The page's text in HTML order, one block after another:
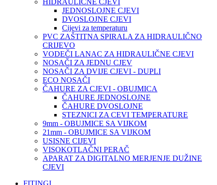
HIDRAULIČNE CJEVI
JEDNOSLOJNE CJEVI
DVOSLOJNE CJEVI
Cijevi za temperaturu
PVC ZAŠTITNA SPIRALA ZA HIDRAULIČNO
CRIJEVO
VODEČI LANAC ZA HIDRAULIČNE CJEVI
NOSAČI ZA JEDNU CJEV
NOSAČI ZA DVIJE CJEVI - DUPLI
ECO NOSAČI
ČAHURE ZA CJEVI - OBUJMICA
ČAHURE JEDNOSLOJNE
ČAHURE DVOSLOJNE
STEZNICI ZA CEVI TEMPERATURE
9mm - OBUJMICE SA VIJKOM
21mm - OBUJMICE SA VIJKOM
USISNE CIJEVI
VISOKOTLAČNI PERAČ
APARAT ZA DIGITALNO MERJENJE DUŽINE
CJEVI
FITINGI